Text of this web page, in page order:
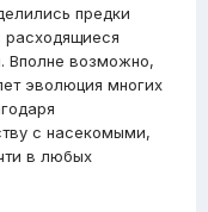
предки
расходящиеся
Вполне возможно,
эволюция многих
с насекомыми,
в любых